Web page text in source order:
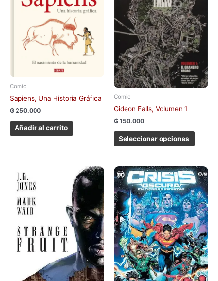
Comic
Sapiens, Una Historia Gráfica
₲ 250.000
Añadir al carrito
Comic
Gideon Falls, Volumen 1
₲ 150.000
Seleccionar opciones
Las
se
pueden
en
la
Este
tiene
Las
se
pueden
elegir
en